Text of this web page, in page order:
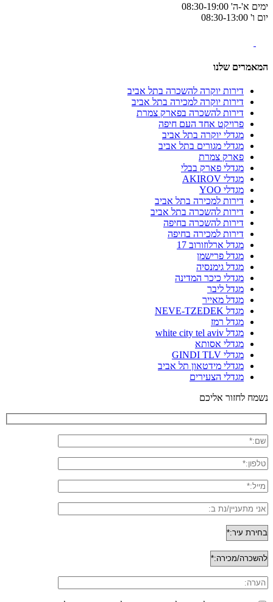
ימים א'-ה' 08:30-19:00
יום ו' 08:30-13:00
המאמרים שלנו
דירות יוקרה להשכרה בתל אביב
דירות יוקרה למכירה בתל אביב
דירות להשכרה בפארק צמרת
פרויקט אחד העם חיפה
מגדלי יוקרה בתל אביב
מגדלי מגורים בתל אביב
פארק צמרת
מגדלי פארק בבלי
מגדלי AKIROV
מגדלי YOO
דירות למכירה בתל אביב
דירות להשכרה בתל אביב
דירות להשכרה בחיפה
דירות למכירה בחיפה
מגדל ארלוזורוב 17
מגדל פרישמן
מגדל גימנסיה
מגדלי כיכר המדינה
מגדל ליבר
מגדל מאייר
מגדל NEVE-TZEDEK
מגדל רמז
מגדל white city tel aviv
מגדלי אסותא
מגדלי GINDI TLV
מגדלי מידטאון תל אביב
מגדלי הצעירים
נשמח לחזור אליכם